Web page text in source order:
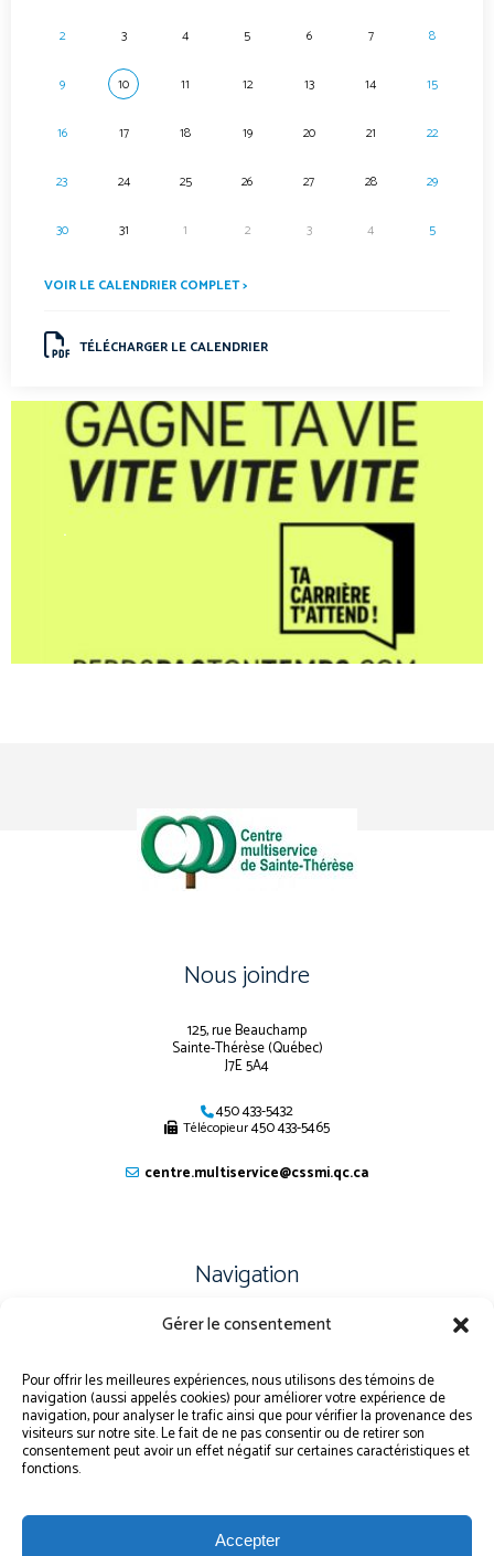
Gérer le consentement
Pour offrir les meilleures expériences, nous utilisons des témoins de
navigation (aussi appelés cookies) pour améliorer votre expérience de
navigation, pour analyser le trafic ainsi que pour vérifier la provenance des
visiteurs sur notre site. Le fait de ne pas consentir ou de retirer son
consentement peut avoir un effet négatif sur certaines caractéristiques et
fonctions.
Accepter
2 3 4 5 6 7 8
9 10 11 12 13 14 15
16 17 18 19 20 21 22
23 24 25 26 27 28 29
30 31 1 2 3 4 5
VOIR LE CALENDRIER COMPLET >
TÉLÉCHARGER LE CALENDRIER
.
Nous joindre
125, rue Beauchamp
Sainte-Thérèse (Québec)
J7E 5A4
450 433-5432
Télécopieur450 433-5465
centre.multiservice@cssmi.qc.ca
Navigation
PLAN DU SITE
PORTAIL ÉLÈVE
PLAINTE – SERVICE À L’ÉLÈVE
POLITIQUE DE CONFIDENTIALITÉ